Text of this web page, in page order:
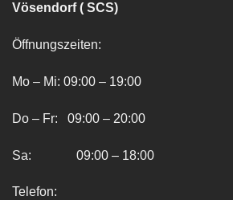
Vösendorf ( SCS)
Öffnungszeiten:
Mo – Mi: 09:00 – 19:00
Do – Fr: 09:00 – 20:00
Sa: 09:00 – 18:00
Telefon: